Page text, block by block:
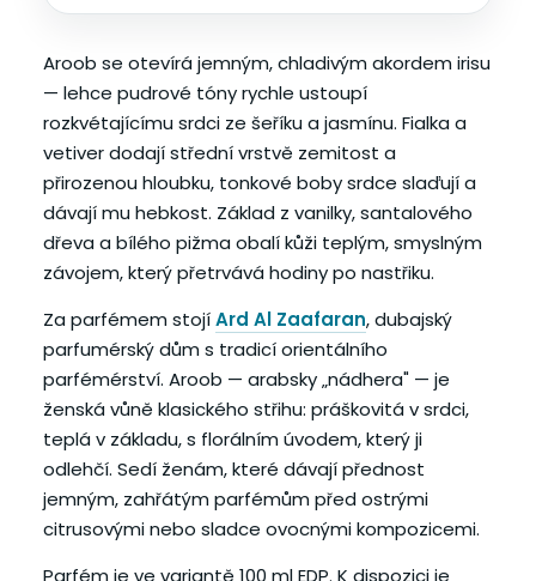
Aroob se otevírá jemným, chladivým akordem irisu
— lehce pudrové tóny rychle ustoupí
rozkvétajícímu srdci ze šeříku a jasmínu. Fialka a
vetiver dodají střední vrstvě zemitost a
přirozenou hloubku, tonkové boby srdce slaďují a
dávají mu hebkost. Základ z vanilky, santalového
dřeva a bílého pižma obalí kůži teplým, smyslným
závojem, který přetrvává hodiny po nastřiku.
Za parfémem stojíArd Al Zaafaran, dubajský
parfumérský dům s tradicí orientálního
parfémérství. Aroob — arabsky „nádhera" — je
ženská vůně klasického střihu: práškovitá v srdci,
teplá v základu, s florálním úvodem, který ji
odlehčí. Sedí ženám, které dávají přednost
jemným, zahřátým parfémům před ostrými
citrusovými nebo sladce ovocnými kompozicemi.
Parfém je ve variantě 100 ml EDP. K dispozici je